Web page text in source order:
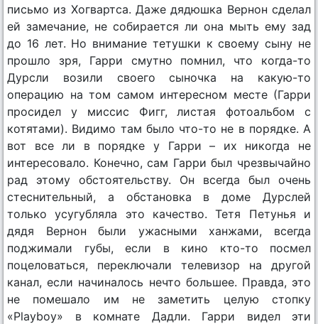
письмо из Хогвартса. Даже дядюшка Вернон сделал
ей замечание, не собирается ли она мыть ему зад
до 16 лет. Но внимание тетушки к своему сыну не
прошло зря, Гарри смутно помнил, что когда-то
Дурсли возили своего сыночка на какую-то
операцию на том самом интересном месте (Гарри
просидел у миссис Фигг, листая фотоальбом с
котятами). Видимо там было что-то не в порядке. А
вот все ли в порядке у Гарри – их никогда не
интересовало. Конечно, сам Гарри был чрезвычайно
рад этому обстоятельству. Он всегда был очень
стеснительный, а обстановка в доме Дурслей
только усугубляла это качество. Тетя Петунья и
дядя Вернон были ужасными ханжами, всегда
поджимали губы, если в кино кто-то посмел
поцеловаться, переключали телевизор на другой
канал, если начиналось нечто большее. Правда, это
не помешало им не заметить целую стопку
«Рlayboy» в комнате Дадли. Гарри видел эти